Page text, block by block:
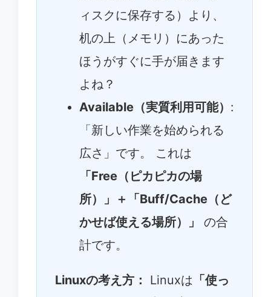
ィスクに保存する）より、
机の上（メモリ）にあった
ほうがすぐに手が届きます
よね？
Available（実質利用可能） :
「新しい作業を始められる
広さ」です。 これは
「Free（ピカピカの場
所）」＋「Buff/Cache（ど
かせば使える場所）」
の合
計です。
Linuxの考え方： Linuxは 「使っ